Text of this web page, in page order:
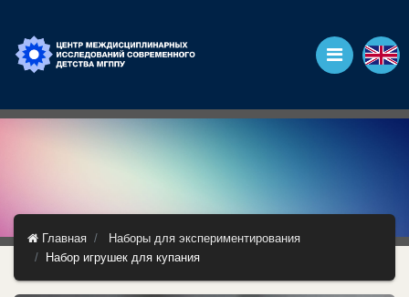
Главная
Наборы для экспериментирования
Набор игрушек для купания